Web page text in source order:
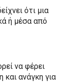
ότι μια
ή μέσα από
να φέρει
ανάγκη για